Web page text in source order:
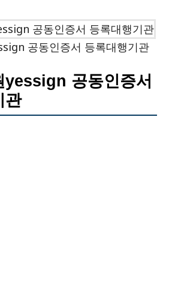
공동인증서 등록대행기관
yessign 공동인증서
관